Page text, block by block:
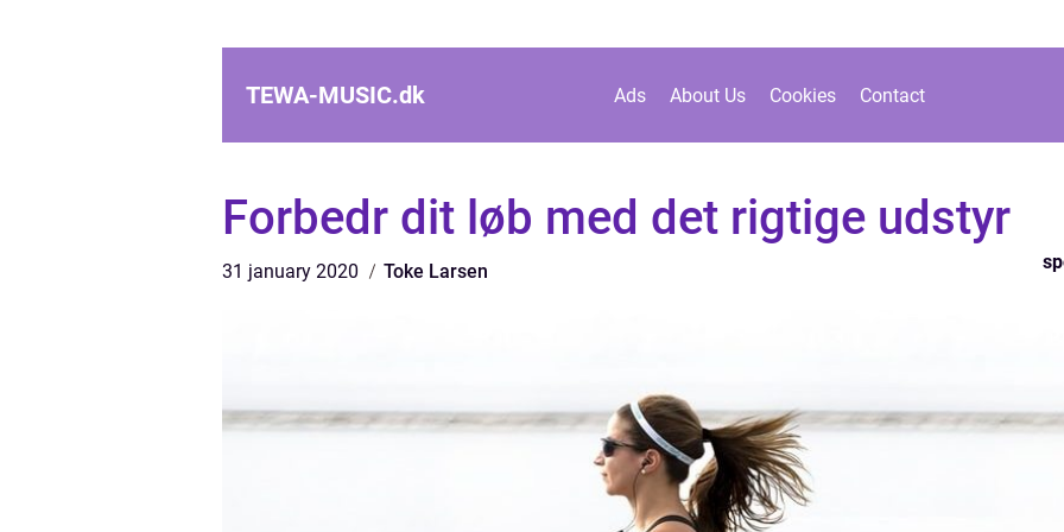
TEWA-MUSIC.dk Ads About Us Cookies Contact
Forbedr dit løb med det rigtige udstyr
31 january 2020 Toke Larsen